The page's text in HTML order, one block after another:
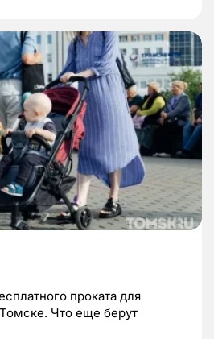
проката для
Что еще берут